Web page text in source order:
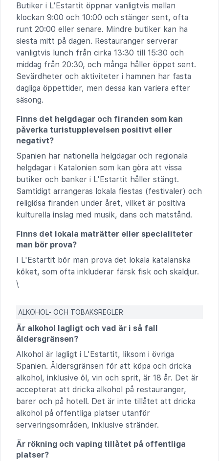
Butiker i L'Estartit öppnar vanligtvis mellan
klockan 9:00 och 10:00 och stänger sent, ofta
runt 20:00 eller senare. Mindre butiker kan ha
siesta mitt på dagen. Restauranger serverar
vanligtvis lunch från cirka 13:30 till 15:30 och
middag från 20:30, och många håller öppet sent.
Sevärdheter och aktiviteter i hamnen har fasta
dagliga öppettider, men dessa kan variera efter
säsong.
Finns det helgdagar och firanden som kan
påverka turistupplevelsen positivt eller
negativt?
Spanien har nationella helgdagar och regionala
helgdagar i Katalonien som kan göra att vissa
butiker och banker i L'Estartit håller stängt.
Samtidigt arrangeras lokala fiestas (festivaler) och
religiösa firanden under året, vilket är positiva
kulturella inslag med musik, dans och matstånd.
Finns det lokala maträtter eller specialiteter
man bör prova?
I L'Estartit bör man prova det lokala katalanska
köket, som ofta inkluderar färsk fisk och skaldjur.
\
ALKOHOL- OCH TOBAKSREGLER
Är alkohol lagligt och vad är i så fall
åldersgränsen?
Alkohol är lagligt i L'Estartit, liksom i övriga
Spanien. Åldersgränsen för att köpa och dricka
alkohol, inklusive öl, vin och sprit, är 18 år. Det är
accepterat att dricka alkohol på restauranger,
barer och på hotell. Det är inte tillåtet att dricka
alkohol på offentliga platser utanför
serveringsområden, inklusive stränder.
Är rökning och vaping tillåtet på offentliga
platser?